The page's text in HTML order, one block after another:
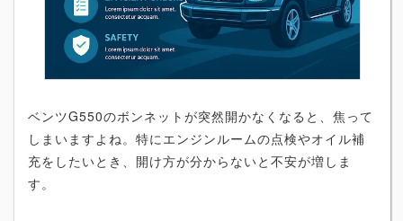
ベンツG550のボンネットが突然開かなくなると、焦って
しまいますよね。特にエンジンルームの点検やオイル補
充をしたいとき、開け方が分からないと不安が増しま
す。